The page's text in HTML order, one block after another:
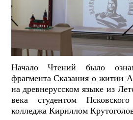
Начало Чтений было
фрагмента Сказания о житии
на древнерусском языке из
века студентом Псковского
колледжа Кириллом